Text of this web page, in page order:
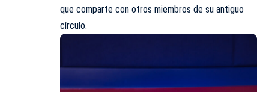
que comparte con otros miembros de su antiguo
círculo.